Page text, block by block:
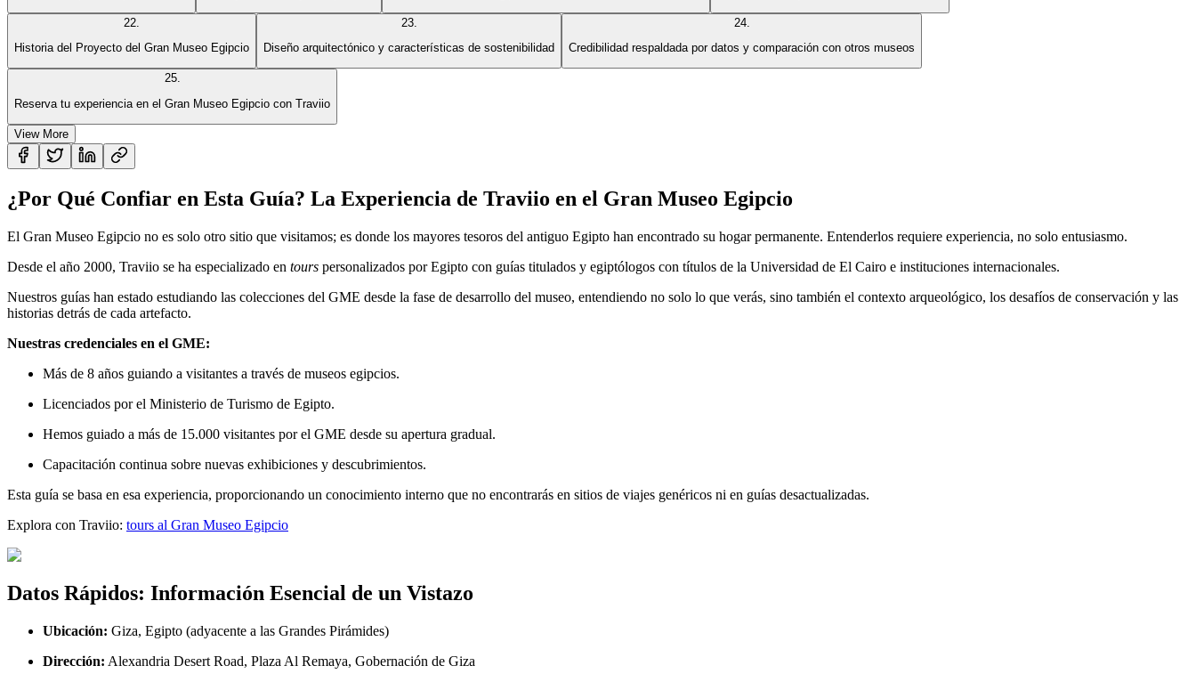
22
Historia del Proyecto del Gran Museo Egipcio
23.
Diseño arquitectónico y características de sostenibilidad
24.
Credibilidad respaldada por datos y comparación con otros museos
25.
Reserva tu experiencia en el Gran Museo Egipcio con Traviio
View More
¿Por Qué Confiar en Esta Guía? La Experiencia de Traviio en el Gran Museo Egipcio
El Gran Museo Egipcio no es solo otro sitio que visitamos; es donde los mayores tesoros del antiguo Egipto han encontrado su hogar permanente. Entenderlos requiere experiencia, no solo entusiasmo.
Desde el año 2000, Traviio se ha especializado en tours personalizados por Egipto con guías titulados y egiptólogos con títulos de la Universidad de El Cairo e instituciones internacionales.
Nuestros guías han estado estudiando las colecciones del GME desde la fase de desarrollo del museo, entendiendo no solo lo que verás, sino también el contexto arqueológico, los desafíos de conservación y las
historias detrás de cada artefacto.
Nuestras credenciales en el GME:
Más de 8 años guiando a visitantes a través de museos egipcios.
Licenciados por el Ministerio de Turismo de Egipto.
Hemos guiado a más de 15.000 visitantes por el GME desde su apertura gradual.
Capacitación continua sobre nuevas exhibiciones y descubrimientos.
Esta guía se basa en esa experiencia, proporcionando un conocimiento interno que no encontrarás en sitios de viajes genéricos ni en guías desactualizadas.
Explora con Traviio: tours al Gran Museo Egipcio
Datos Rápidos: Información Esencial de un Vistazo
Ubicación: Giza, Egipto (adyacente a las Grandes Pirámides)
Dirección: Alexandria Desert Road, Plaza Al Remaya, Gobernación de Giza